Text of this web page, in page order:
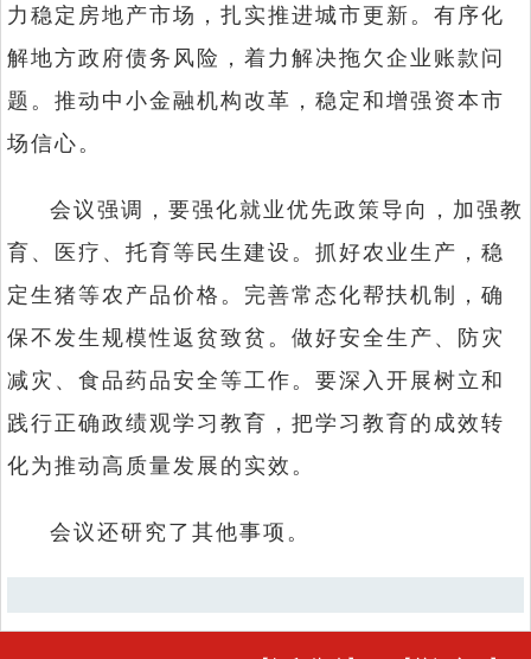
力稳定房地产市场，扎实推进城市更新。有序化
解地方政府债务风险，着力解决拖欠企业账款问
题。推动中小金融机构改革，稳定和增强资本市
场信心。
会议强调，要强化就业优先政策导向，加强教
育、医疗、托育等民生建设。抓好农业生产，稳
定生猪等农产品价格。完善常态化帮扶机制，确
保不发生规模性返贫致贫。做好安全生产、防灾
减灾、食品药品安全等工作。要深入开展树立和
践行正确政绩观学习教育，把学习教育的成效转
化为推动高质量发展的实效。
会议还研究了其他事项。